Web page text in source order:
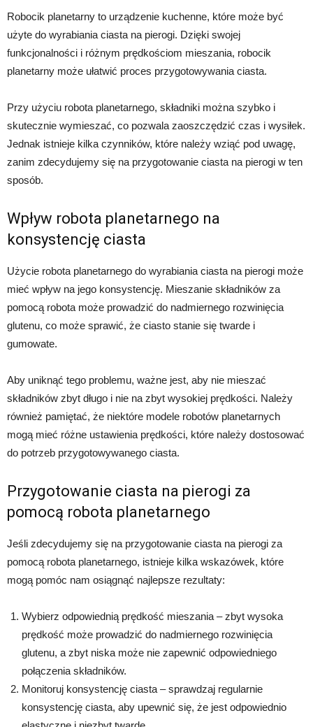
Robocik planetarny to urządzenie kuchenne, które może być
użyte do wyrabiania ciasta na pierogi. Dzięki swojej
funkcjonalności i różnym prędkościom mieszania, robocik
planetarny może ułatwić proces przygotowywania ciasta.
Przy użyciu robota planetarnego, składniki można szybko i
skutecznie wymieszać, co pozwala zaoszczędzić czas i wysiłek.
Jednak istnieje kilka czynników, które należy wziąć pod uwagę,
zanim zdecydujemy się na przygotowanie ciasta na pierogi w ten
sposób.
Wpływ robota planetarnego na
konsystencję ciasta
Użycie robota planetarnego do wyrabiania ciasta na pierogi może
mieć wpływ na jego konsystencję. Mieszanie składników za
pomocą robota może prowadzić do nadmiernego rozwinięcia
glutenu, co może sprawić, że ciasto stanie się twarde i
gumowate.
Aby uniknąć tego problemu, ważne jest, aby nie mieszać
składników zbyt długo i nie na zbyt wysokiej prędkości. Należy
również pamiętać, że niektóre modele robotów planetarnych
mogą mieć różne ustawienia prędkości, które należy dostosować
do potrzeb przygotowywanego ciasta.
Przygotowanie ciasta na pierogi za
pomocą robota planetarnego
Jeśli zdecydujemy się na przygotowanie ciasta na pierogi za
pomocą robota planetarnego, istnieje kilka wskazówek, które
mogą pomóc nam osiągnąć najlepsze rezultaty:
Wybierz odpowiednią prędkość mieszania – zbyt wysoka
prędkość może prowadzić do nadmiernego rozwinięcia
glutenu, a zbyt niska może nie zapewnić odpowiedniego
połączenia składników.
Monitoruj konsystencję ciasta – sprawdzaj regularnie
konsystencję ciasta, aby upewnić się, że jest odpowiednio